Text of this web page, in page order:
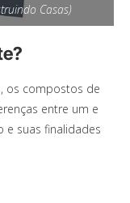
Casas)
os compostos de
entre um e
e suas finalidades